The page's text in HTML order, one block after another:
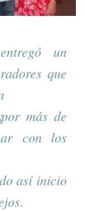
un
que
más de
con los
así inicio